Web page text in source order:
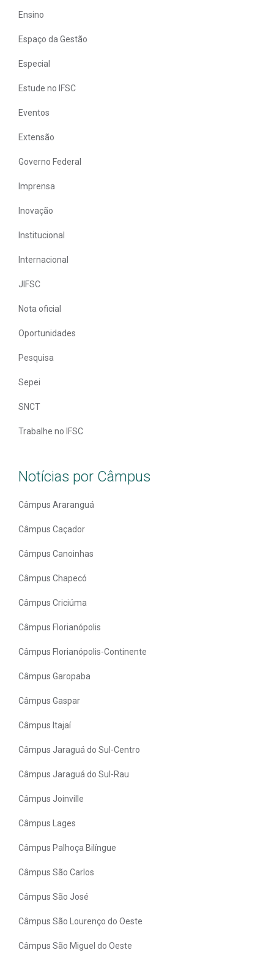
Ensino
Espaço da Gestão
Especial
Estude no IFSC
Eventos
Extensão
Governo Federal
Imprensa
Inovação
Institucional
Internacional
JIFSC
Nota oficial
Oportunidades
Pesquisa
Sepei
SNCT
Trabalhe no IFSC
Notícias por Câmpus
Câmpus Araranguá
Câmpus Caçador
Câmpus Canoinhas
Câmpus Chapecó
Câmpus Criciúma
Câmpus Florianópolis
Câmpus Florianópolis-Continente
Câmpus Garopaba
Câmpus Gaspar
Câmpus Itajaí
Câmpus Jaraguá do Sul-Centro
Câmpus Jaraguá do Sul-Rau
Câmpus Joinville
Câmpus Lages
Câmpus Palhoça Bilíngue
Câmpus São Carlos
Câmpus São José
Câmpus São Lourenço do Oeste
Câmpus São Miguel do Oeste